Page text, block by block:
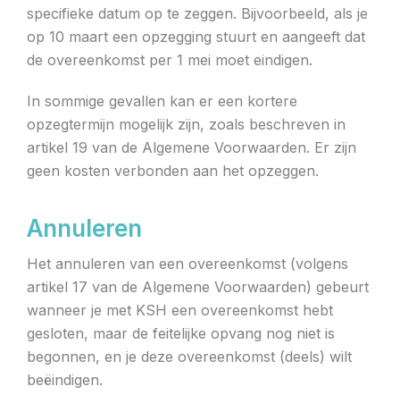
specifieke datum op te zeggen. Bijvoorbeeld, als je
op 10 maart een opzegging stuurt en aangeeft dat
de overeenkomst per 1 mei moet eindigen.
In sommige gevallen kan er een kortere
opzegtermijn mogelijk zijn, zoals beschreven in
artikel 19 van de Algemene Voorwaarden. Er zijn
geen kosten verbonden aan het opzeggen.
Annuleren
Het annuleren van een overeenkomst (volgens
artikel 17 van de Algemene Voorwaarden) gebeurt
wanneer je met KSH een overeenkomst hebt
gesloten, maar de feitelijke opvang nog niet is
begonnen, en je deze overeenkomst (deels) wilt
beëindigen.